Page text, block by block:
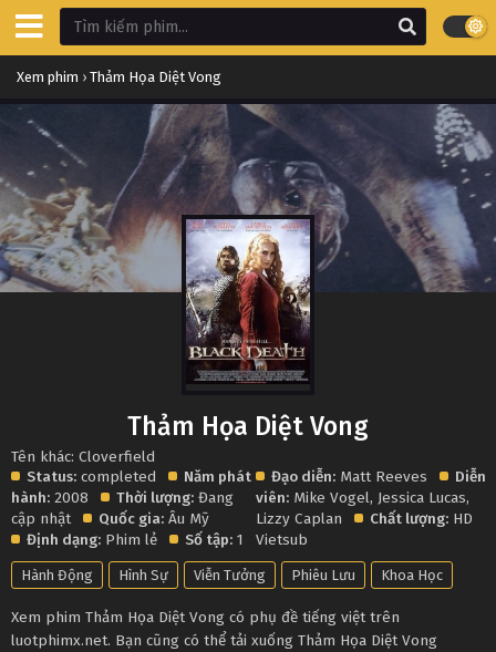
Xem phim › Thảm Họa Diệt Vong
Thảm Họa Diệt Vong
Tên khác: Cloverfield
Status: completed
Năm phát
hành: 2008 Thời lượng: Đang
cập nhật
Quốc gia: Âu Mỹ
Định dạng: Phim lẻ Số tập: 1
Đạo diễn: Matt Reeves
Diễn
viên: Mike Vogel,Jessica Lucas,
Lizzy Caplan
Chất lượng:
Vietsub
Hành Động Hình Sự Viễn Tưởng Phiêu Lưu Khoa Học
Xem phim Thảm Họa Diệt Vong có phụ đề tiếng việt trên
luotphimx.net. Bạn cũng có thể tải xuống Thảm Họa Diệt Vong